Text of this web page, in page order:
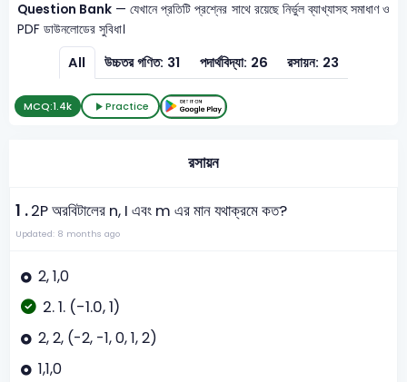
Question Bank — যেখানে প্রতিটি প্রশ্নের সাথে রয়েছে নির্ভুল ব্যাখ্যাসহ সমাধাণ ও
PDF ডাউনলোডের সুবিধা।
All উচ্চতর গণিত: 31 পদার্থবিদ্যা: 26 রসায়ন: 23
MCQ:1.4k Practice
রসায়ন
1 .2P অরবিটালের n, I এবং m এর মান যথাক্রমে কত?
Updated: 8 months ago
2, 1,0
2. 1. (-1.0, 1)
2, 2, (-2, -1, 0, 1, 2)
1,1,0